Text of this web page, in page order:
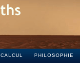
CALCUL PHILOSOPHIE